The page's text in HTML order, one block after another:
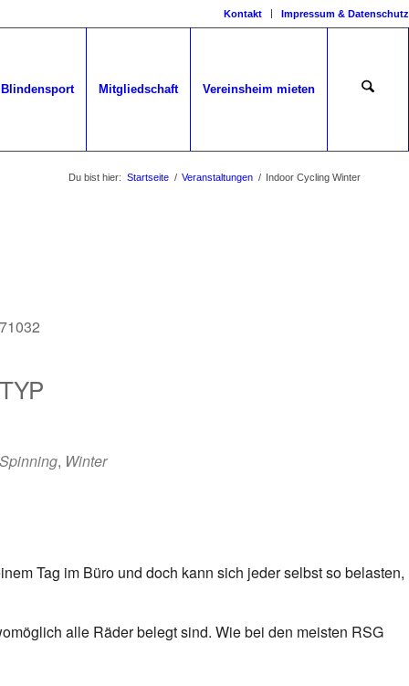
Kontakt Impressum & Datenschutz
Blindensport Mitgliedschaft Vereinsheim mieten
Du bist hier: Startseite / Veranstaltungen / Indoor Cycling Winter
Spinning, Winter
Tag im Büro und doch kann sich jeder selbst so belasten,
alle Räder belegt sind. Wie bei den meisten RSG